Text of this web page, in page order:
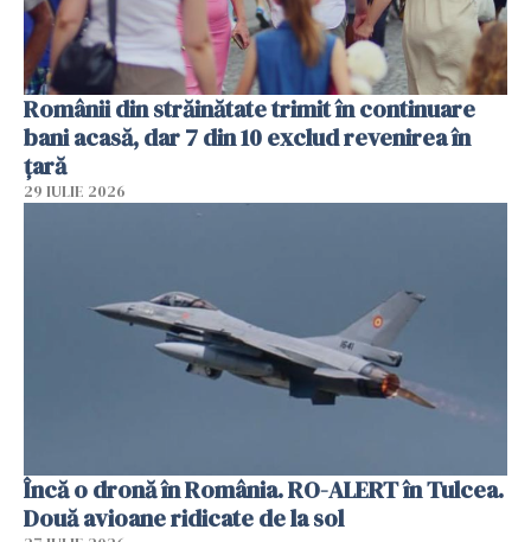
Românii din străinătate trimit în continuare
bani acasă, dar 7 din 10 exclud revenirea în
țară
29 IULIE 2026
Încă o dronă în România. RO-ALERT în Tulcea.
Două avioane ridicate de la sol